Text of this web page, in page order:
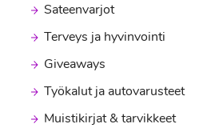
Sateenvarjot
Terveys ja hyvinvointi
Giveaways
Työkalut ja autovarusteet
Muistikirjat & tarvikkeet